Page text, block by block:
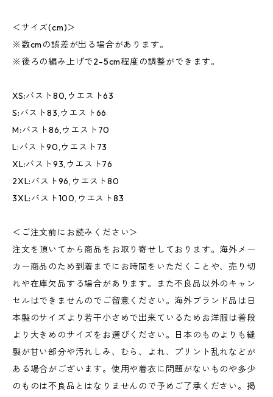
＜サイズ(cm)＞
※数cmの誤差が出る場合があります。
※後ろの編み上げで2-5cm程度の調整ができます。
XS:バスト80,ウエスト63
S:バスト83,ウエスト66
M:バスト86,ウエスト70
L:バスト90,ウエスト73
XL:バスト93,ウエスト76
2XL:バスト96,ウエスト80
3XL:バスト100,ウエスト83
＜ご注文前にお読みください＞
注文を頂いてから商品をお取り寄せしております。海外メー
カー商品のため到着までにお時間をいただくことや、売り切
れや在庫欠品する場合があります。また不良品以外のキャン
セルはできませんのでご留意ください。海外ブランド品は日
本製のサイズより若干小さめで出来ているためお洋服は普段
より大きめのサイズをお選びください。日本のものよりも縫
製が甘い部分や汚れしみ、むら、よれ、プリント乱れなどが
ある場合がございます。使用や着衣に問題がないものや多少
のものは不良品とはなりませんので予めご了承ください。掲